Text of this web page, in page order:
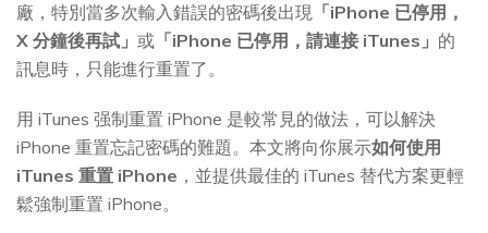
廠，特別當多次輸入錯誤的密碼後出現 「iPhone 已停用，
X 分鐘後再試」 或 「iPhone 已停用，請連接 iTunes」 的
訊息時，只能進行重置了。
用 iTunes 强制重置 iPhone 是較常見的做法，可以解決
iPhone 重置忘記密碼的難題。本文將向你展示如何使用
iTunes 重置 iPhone ，並提供最佳的 iTunes 替代方案更輕
鬆強制重置 iPhone。